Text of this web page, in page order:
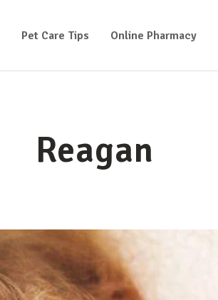
Pet Care Tips Online Pharmacy
Reagan